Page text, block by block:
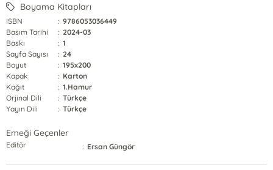
Boyama Kitapları
ISBN : 9786053036449
Basım Tarihi
: 2024-03
Baskı
: 1
Sayfa Sayısı
: 24
Boyut
: 195x200
Kapak
: Karton
Kağıt
: 1.Hamur
Orjinal Dili
: Türkçe
Yayın Dili
: Türkçe
Emeği Geçenler
Editör : Ersan Güngör